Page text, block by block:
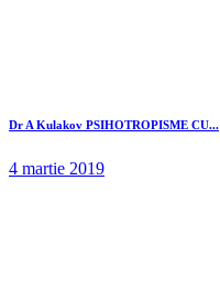
Dr A Kulakov PSIHOTROPISME CU...
4 martie 2019